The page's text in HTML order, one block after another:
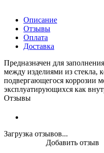
Описание
Отзывы
Оплата
Доставка
Предназначен для
между изделиями из стекла,
подвергающегося коррозии
эксплуатирующихся как
Отзывы
Загрузка отзывов...
Добавить отзыв